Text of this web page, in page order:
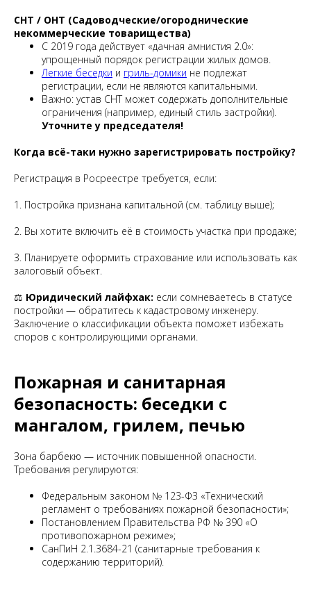
СНТ / ОНТ (Садоводческие/огороднические
некоммерческие товарищества)
С 2019 года действует «дачная амнистия 2.0»:
упрощенный порядок регистрации жилых домов.
Легкие беседки и гриль-домики не подлежат
регистрации, если не являются капитальными.
Важно: устав СНТ может содержать дополнительные
ограничения (например, единый стиль застройки).
Уточните у председателя!
Когда всё-таки нужно зарегистрировать постройку?
Регистрация в Росреестре требуется, если:
1. Постройка признана капитальной (см. таблицу выше);
2. Вы хотите включить её в стоимость участка при продаже;
3. Планируете оформить страхование или использовать как
залоговый объект.
⚖️ Юридический лайфхак: если сомневаетесь в статусе
постройки — обратитесь к кадастровому инженеру.
Заключение о классификации объекта поможет избежать
споров с контролирующими органами.
Пожарная и санитарная
безопасность: беседки с
мангалом, грилем, печью
Зона барбекю — источник повышенной опасности.
Требования регулируются:
Федеральным законом № 123-ФЗ «Технический
регламент о требованиях пожарной безопасности»;
Постановлением Правительства РФ № 390 «О
противопожарном режиме»;
СанПиН 2.1.3684-21 (санитарные требования к
содержанию территорий).